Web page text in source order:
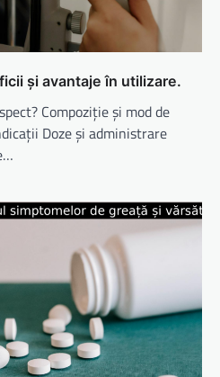
și avantaje în utilizare.
Compoziție și mod de
Doze și administrare